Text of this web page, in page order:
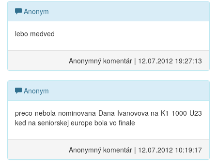
Anonym
lebo medved
Anonymný komentár | 12.07.2012 19:27:13
Anonym
preco nebola nominovana Dana Ivanovova na K1 1000 U23
ked na seniorskej europe bola vo finale
Anonymný komentár | 12.07.2012 10:19:17